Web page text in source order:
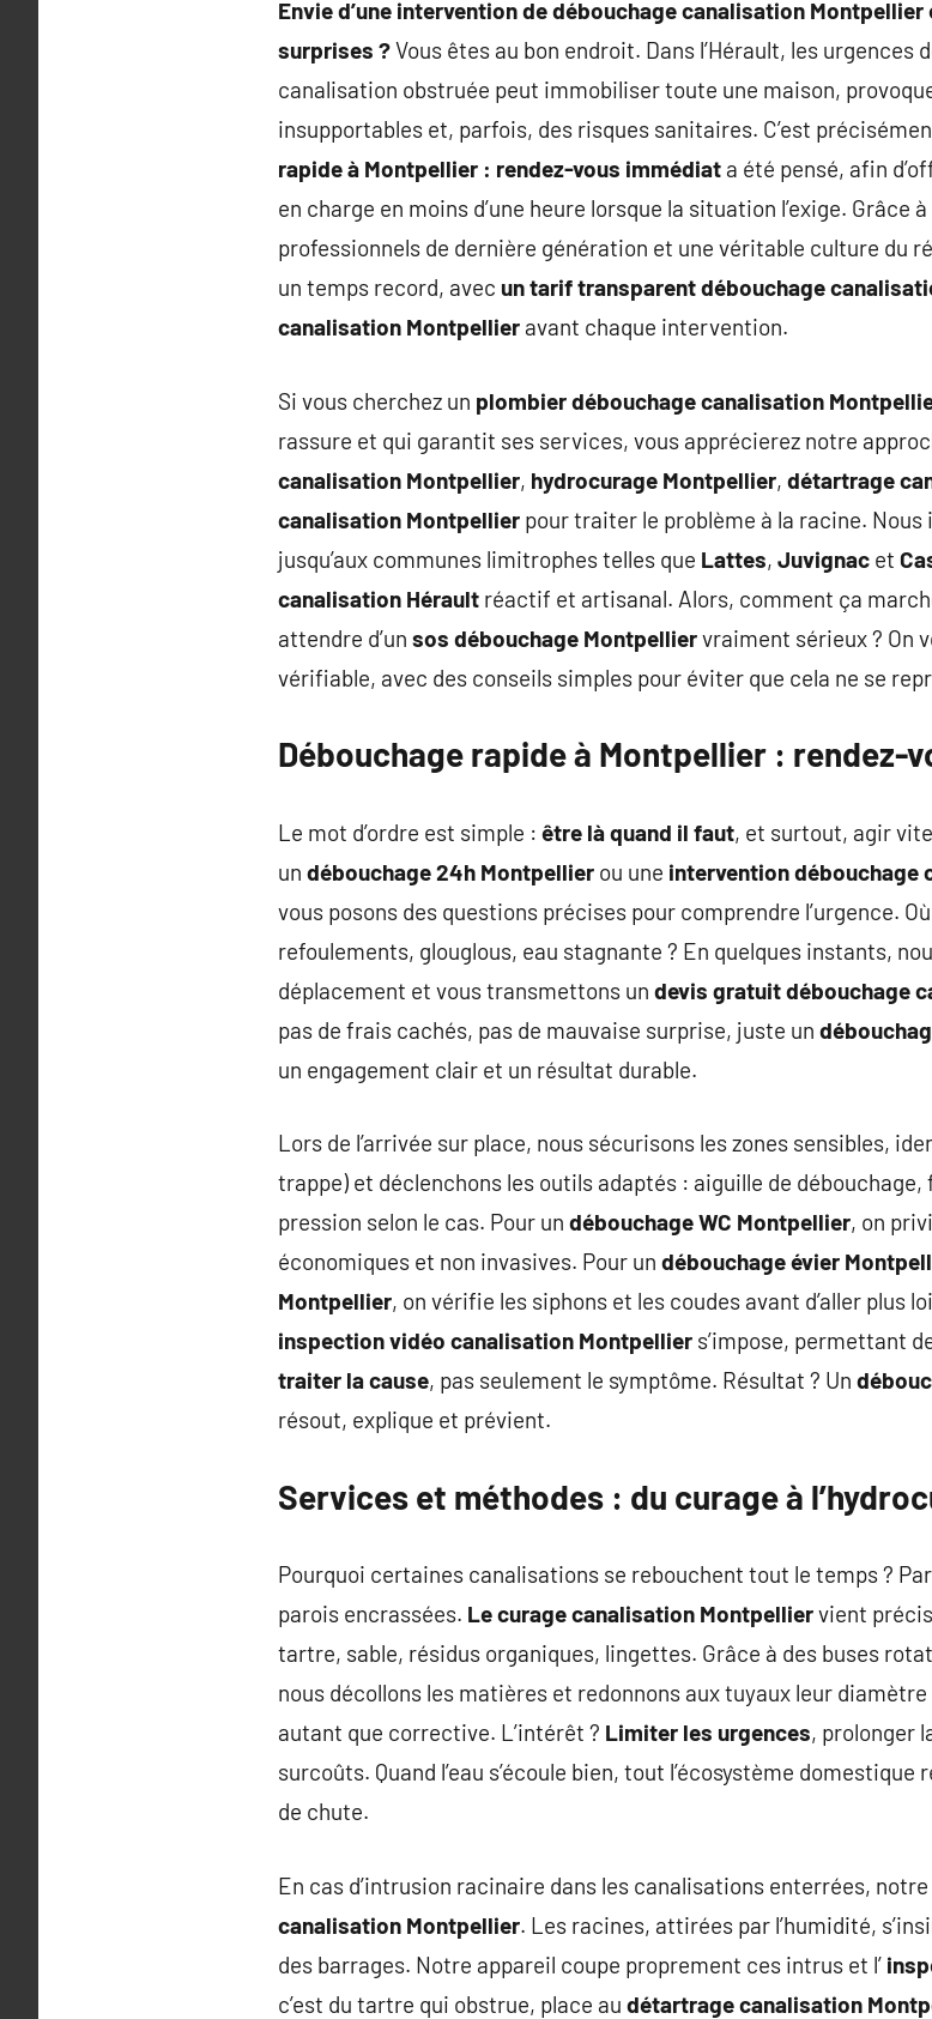
Envie d’une intervention de débouchage canalisation
surprises ?Vous êtes au bon endroit. Dans l’Hérault, les urgences
canalisation obstruée peut immobiliser toute une maison,
insupportables et, parfois, des risques sanitaires. C’est
rapide à Montpellier : rendez-vous immédiat a été pensé, afin
en charge en moins d’une heure lorsque la situation l’exige.
professionnels de dernière génération et une véritable culture du
un temps record, avec un tarif transparent débouchage
canalisation Montpellier avant chaque intervention.
Si vous cherchez un plombier débouchage canalisation
rassure et qui garantit ses services, vous apprécierez notre
canalisation Montpellier, hydrocurage Montpellier, détartrage
canalisation Montpellier pour traiter le problème à la racine.
jusqu’aux communes limitrophes telles que Lattes, Juvignac et
canalisation Hérault réactif et artisanal. Alors, comment ça
attendre d’un sos débouchage Montpelliervraiment sérieux ? On
vérifiable, avec des conseils simples pour éviter que cela ne se
Débouchage rapide à Montpellier : rendez-
Le mot d’ordre est simple : être là quand il faut, et surtout, agir
un débouchage 24h Montpellier ou une intervention débouchage
vous posons des questions précises pour comprendre l’urgence.
refoulements, glouglous, eau stagnante ? En quelques instants,
déplacement et vous transmettons un devis gratuit débouchage
pas de frais cachés, pas de mauvaise surprise, juste un
un engagement clair et un résultat durable.
Lors de l’arrivée sur place, nous sécurisons les zones sensibles,
trappe) et déclenchons les outils adaptés : aiguille de
pression selon le cas. Pour un débouchage WC Montpellier, on
économiques et non invasives. Pour un débouchage évier
Montpellier, on vérifie les siphons et les coudes avant d’aller plus
inspection vidéo canalisation Montpellier s’impose, permettant
traiter la cause, pas seulement le symptôme. Résultat ? Un
résout, explique et prévient.
Services et méthodes : du curage à
Pourquoi certaines canalisations se rebouchent tout le temps ?
parois encrassées. Le curage canalisation Montpelliervient
tartre, sable, résidus organiques, lingettes. Grâce à des buses
nous décollons les matières et redonnons aux tuyaux leur diamètre
autant que corrective. L’intérêt ? Limiter les urgences, prolonger
surcoûts. Quand l’eau s’écoule bien, tout l’écosystème
de chute.
En cas d’intrusion racinaire dans les canalisations enterrées,
canalisation Montpellier. Les racines, attirées par l’humidité,
des barrages. Notre appareil coupe proprement ces intrus et l’
c’est du tartre qui obstrue, place au détartrage canalisation